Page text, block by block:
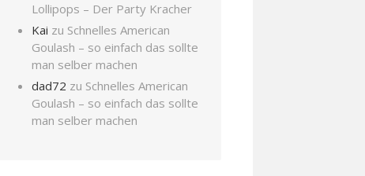
Lollipops – Der Party Kracher
Kai zu Schnelles American
Goulash – so einfach das sollte
man selber machen
dad72 zu Schnelles American
Goulash – so einfach das sollte
man selber machen